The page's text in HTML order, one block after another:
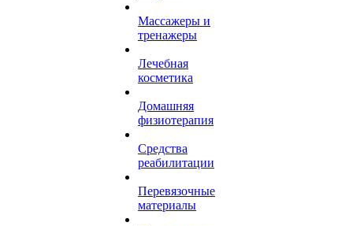
Массажеры и
тренажеры
Лечебная
косметика
Домашняя
физиотерапия
Средства
реабилитации
Перевязочные
материалы